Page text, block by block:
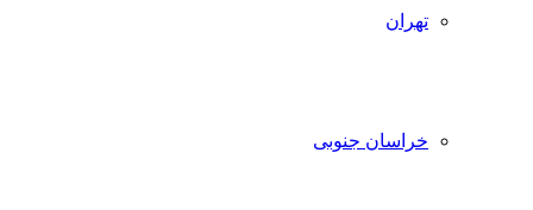
تهران
خراسان جنوبی